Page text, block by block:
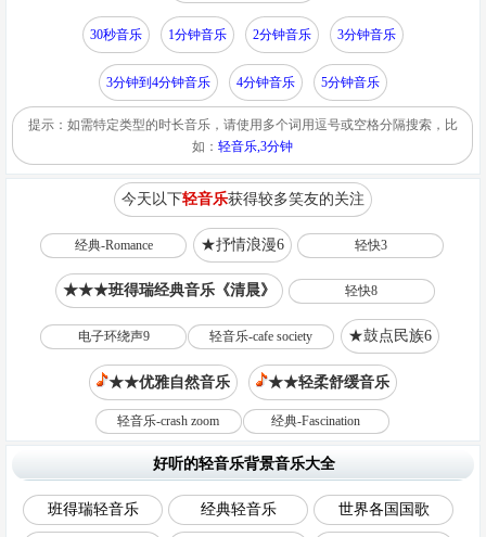
30秒音乐 1分钟音乐 2分钟音乐 3分钟音乐
3分钟到4分钟音乐 4分钟音乐 5分钟音乐
提示：如需特定类型的时长音乐，请使用多个词用逗号或空格分隔搜索，比
如：轻音乐,3分钟
今天以下轻音乐获得较多笑友的关注
经典-Romance ★抒情浪漫6 轻快3
★★★班得瑞经典音乐《清晨》 轻快8
电子环绕声9 轻音乐-cafe society ★鼓点民族6
★★优雅自然音乐 ★★轻柔舒缓音乐
轻音乐-crash zoom 经典-Fascination
好听的轻音乐背景音乐大全
班得瑞轻音乐 经典轻音乐 世界各国国歌